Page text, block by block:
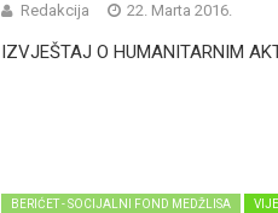
Redakcija 22. Marta 2016.
IZVJEŠTAJ O HUMANITARNIM
BERIĆET - SOCIJALNI FOND MEDŽLISA